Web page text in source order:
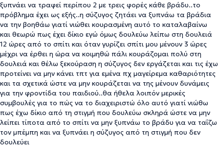
ξυπνάει να τραφεί περίπου 2 με τρεις φορές κάθε βράδυ..το
πρόβλημα έχει ως εξής..η σύζυγος ζητάει να ξυπνάω τα βράδια
να την βοηθάω γιατί νιώθει κουρασμένη αυτό το καταλαβαίνω
και θεωρώ πως έχει δίκιο εγώ όμως δουλεύω λείπω στη δουλειά
12 ώρες από το σπίτι και όταν γυρίζει σπίτι μου μένουν 3 ώρες
μέχρι να έρθει η ώρα να κοιμηθώ πάλι κουράζομαι πολύ στη
δουλειά και θέλω ξεκούραση η σύζυγος δεν εργάζεται και τις έχω
προτείνει να μην κάνει τπτ για εμένα πχ μαγείρεμα καθαριότητες
και τα σχετικά ώστε να μην κουράζεται να της μένουν δυνάμεις
για την φροντίδα του παιδιού..θα ήθελα λοιπόν μερικές
συμβουλές για το πώς να το διαχειριστώ όλο αυτό γιατί νιώθω
πως έχω δίκιο από τη στιγμή που δουλεύω σκληρά ώστε να μην
λείπει τίποτα από το σπίτι να μην ξυπνάω το βράδυ για να ταΐζω
τον μπέμπη και να ξυπνάει η σύζυγος από τη στιγμή που δεν
δουλεύει